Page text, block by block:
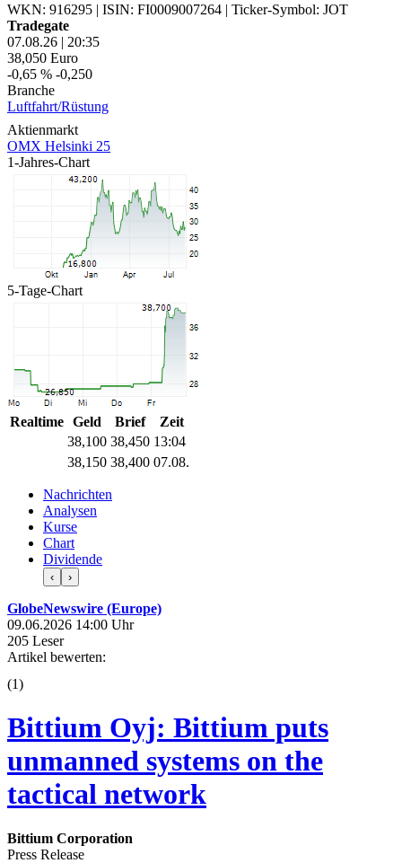
WKN: 916295 | ISIN: FI0009007264 | Ticker-Symbol: JOT
Tradegate
07.08.26 | 20:35
38,050 Euro
-0,65 % -0,250
Branche
Luftfahrt/Rüstung
Aktienmarkt
OMX Helsinki 25
1-Jahres-Chart
5-Tage-Chart
Realtime Geld Brief
Zeit
38,100 38,450 13:04
38,150 38,400 07.08.
Nachrichten
Analysen
Kurse
Chart
Dividende
‹ ›
GlobeNewswire (Europe)
09.06.2026 14:00 Uhr
205 Leser
Artikel bewerten:
(1)
Bittium Oyj: Bittium puts
unmanned systems on the
tactical network
Bittium Corporation
Press Release